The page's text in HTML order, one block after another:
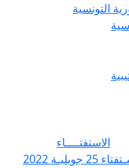
التونسية
الاستفتــــاء
25 جويليـة 2022